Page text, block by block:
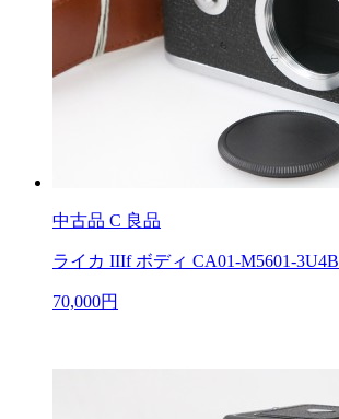
中古品 C 良品
ライカ IIIf ボディ CA01-M5601-3U4B
70,000円